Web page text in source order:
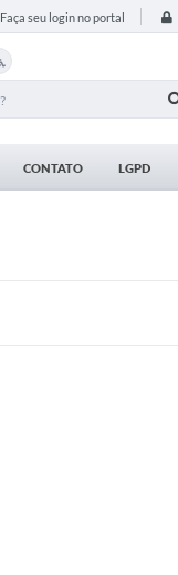
Faça seu login no portal
CONTATO LGPD